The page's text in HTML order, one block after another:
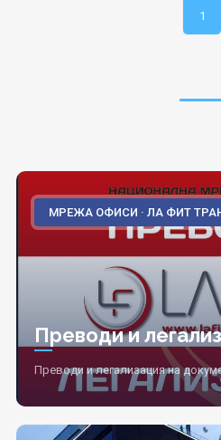
1
МРЕЖА ОФИСИ · ЛА ФИТ
Преводи и
Преводи и легализация на